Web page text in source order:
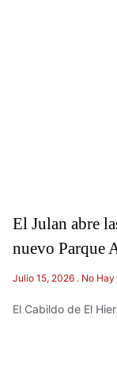
El Julan abre
nuevo Parque
Julio 15, 2026 No
El Cabildo de El